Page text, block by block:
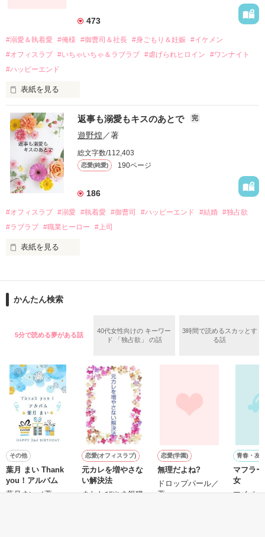
それから約十二年後。
過去の傷から、二度と会いたくないと思っていた哲平に
運命のような再会を果たす。
酔った勢いで一夜を共にしてしまった。
さらに、美桜が初めてだと知った哲平は
『責任をとる、結婚しよう』と真っ直ぐに告げてきた。
戸惑う美桜とは裏腹に、好きという気持ちを隠すことなく
甘やかしてくる。
そんなある日、哲平は美桜がストーカー被害に
遭っていることを知る。
美桜を守るため、哲平は同居を提案してきて――。
夏木美桜(なつきみお)
鳴海哲平 (なるみてっぺい)
2026.6.5～2026.7.25
＊以前、公開していた話の改稿版です＊
作品を読む
473
#溺愛＆執着愛 #俺様 #御曹司＆社長 #身ごもり＆妊娠 #イケメン
#オフィスラブ #いちゃいちゃ＆ラブラブ #虐げられヒロイン
#ワンナイト
#ハッピーエンド
表紙を見る
おかしな噂を流されて前の職場でうまくいかなかった梅田美
桜は、海外で傷心旅行をしていたところ、日本人美青年と出会
い、酒の勢いもあり一夜限りの関係となる。
帰国後、美桜は新しい職場でワンナイトした美青年と再会。
なんと彼の正体は、とある財閥御曹司にも関わらず、一族を離
れて起業した新進気鋭の実業家、社内でも冷徹だと評判な社長
――御影恭司その人だったのだ――！
なぜか恭司から飼い猫の世話係を命じられた美桜は、猫の世
の関係となってしまい――？
返事も溺愛もキスのあとで 完
遊野煌／著
総文字数/112,403
恋愛(純愛) 190ページ
186
#オフィスラブ #溺愛 #執着愛 #御曹司 #ハッピーエンド #結婚 #独占欲
#ラブラブ #職業ヒーロー #上司
表紙を見る
ションの企画戦略室で働いている。
めた、同期で恋人の石垣守（26）がいるのだが、後輩の姫原由
守と由羅から『便利屋雛子』と馬鹿にされ、一人こっそり泣い
た上、同居まで提案してきて──？
鷹哉『宜しくな、俺の雛子』🦅
雛子『俺の……ひぃ、雛子？！！！』🐥
シゴデキで冷徹な上司が見せる素顔は、なぜか想像以上に甘く
て……🐥💓🦅
※表紙も作中使用の画像も全てフリー素材です。
※執筆期間2026.6.3〜7.20完結です。
※他サイトさんにて恋愛トレンド1位でした〜良かったら読ん
かんたん検索
5分で読める夢がある話
40代女性向けの キーワー
ド 「独占欲」 の話
3時間で読めるスカッとす
る話
その他
葉月 まい Thank
you！アルバム
葉月まい／著
恋愛(オフィスラブ)
元カレを増やさな
い解決法
またたびやま銀猫
恋愛(学園)
無理だよね?
ドロップパール／
著
青春・友
マフラ
女
マイペ